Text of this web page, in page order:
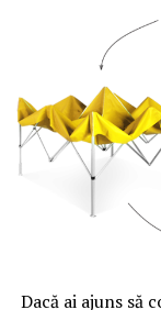
Dacă ai ajuns